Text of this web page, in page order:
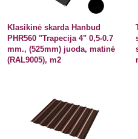
Klasikinė skarda Hanbud
PHR560 "Trapecija 4" 0,5-0.7
mm., (525mm) juoda, matinė
(RAL9005), m2